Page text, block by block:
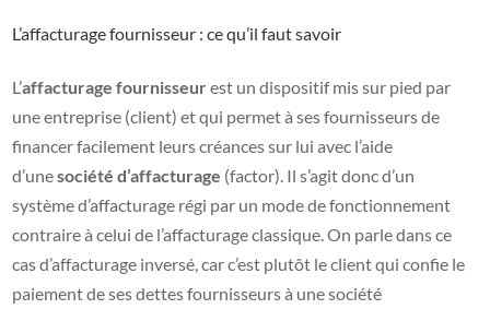
L’affacturage fournisseur : ce qu’il faut savoir
L’affacturage fournisseurest un dispositif mis sur pied par
une entreprise (client) et qui permet à ses fournisseurs de
financer facilement leurs créances sur lui avec l’aide
d’unesociété d’affacturage (factor). Il s’agit donc d’un
système d’affacturage régi par un mode de fonctionnement
contraire à celui de l’affacturage classique. On parle dans ce
cas d’affacturage inversé, car c’est plutôt le client qui confie le
paiement de ses dettes fournisseurs à une société